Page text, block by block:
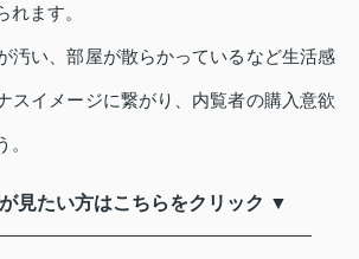
れます。
汚い、部屋が散らかっているなど生活感
スイメージに繋がり、内覧者の購入意欲
見たい方はこちらをクリック ▼